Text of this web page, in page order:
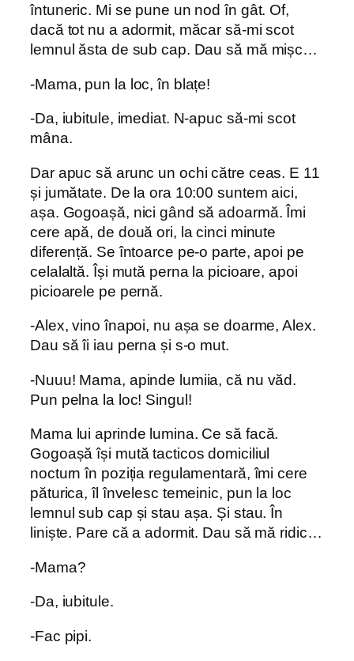
întuneric. Mi se pune un nod în gât. Of,
dacă tot nu a adormit, măcar să-mi scot
lemnul ăsta de sub cap. Dau să mă mișc…
-Mama, pun la loc, în blațe!
-Da, iubitule, imediat. N-apuc să-mi scot
mâna.
Dar apuc să arunc un ochi către ceas. E 11
și jumătate. De la ora 10:00 suntem aici,
așa. Gogoașă, nici gând să adoarmă. Îmi
cere apă, de două ori, la cinci minute
diferență. Se întoarce pe-o parte, apoi pe
celalaltă. Își mută perna la picioare, apoi
picioarele pe pernă.
-Alex, vino înapoi, nu așa se doarme, Alex.
Dau să îi iau perna și s-o mut.
-Nuuu! Mama, apinde lumiia, că nu văd.
Pun pelna la loc! Singul!
Mama lui aprinde lumina. Ce să facă.
Gogoașă își mută tacticos domiciliul
nocturn în poziția regulamentară, îmi cere
păturica, îl învelesc temeinic, pun la loc
lemnul sub cap și stau așa. Și stau. În
liniște. Pare că a adormit. Dau să mă ridic…
-Mama?
-Da, iubitule.
-Fac pipi.